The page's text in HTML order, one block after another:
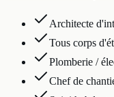
Architecte
Tous corps
Plomberie /
Chef de